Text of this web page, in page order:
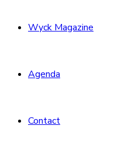
Wyck Magazine
Agenda
Contact